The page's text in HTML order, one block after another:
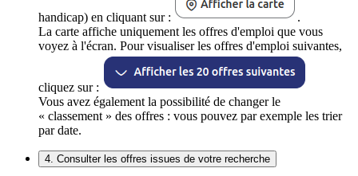
handicap) en cliquant sur :
.
La carte affiche uniquement les offres d'emploi que vous
voyez à l'écran. Pour visualiser les offres d'emploi suivantes,
cliquez sur :
Vous avez également la possibilité de changer le
« classement » des offres : vous pouvez par exemple les trier
par date.
4. Consulter les offres issues de votre recherche